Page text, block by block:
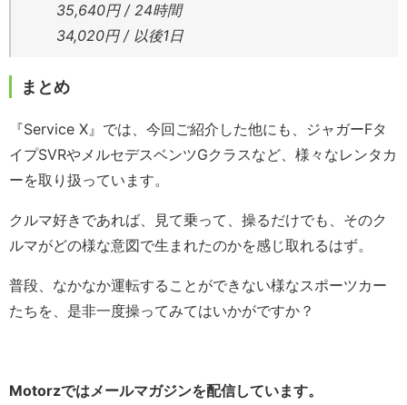
35,640円 / 24時間
34,020円 / 以後1日
まとめ
『Service X』では、今回ご紹介した他にも、ジャガーFタ
イプSVRやメルセデスベンツGクラスなど、様々なレンタカ
ーを取り扱っています。
クルマ好きであれば、見て乗って、操るだけでも、そのク
ルマがどの様な意図で生まれたのかを感じ取れるはず。
普段、なかなか運転することができない様なスポーツカー
たちを、是非一度操ってみてはいかがですか？
Motorzではメールマガジンを配信しています。